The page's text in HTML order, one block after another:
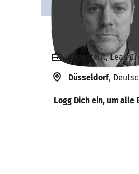
Viorel
Angestellt, Lead
Düsseldorf,
Logg Dich ein, um alle